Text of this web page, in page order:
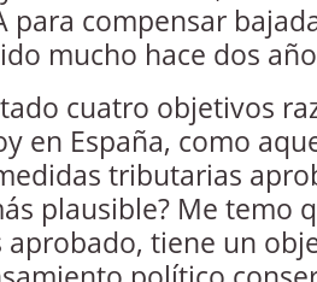
para compensar
mucho hace dos
cuatro objetivos
en España, como
tributarias
plausible? Me temo
aprobado, tiene un